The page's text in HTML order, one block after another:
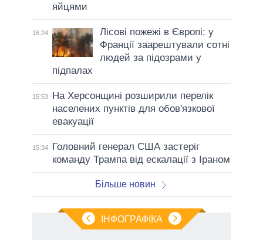
яйцями
16:24
Лісові пожежі в Європі: у
Франції заарештували сотні
людей за підозрами у
підпалах
15:53
На Херсонщині розширили перелік
населених пунктів для обов'язкової
евакуації
15:34
Головний генерал США застеріг
команду Трампа від ескалації з Іраном
Більше новин
ІНФОГРАФІКА